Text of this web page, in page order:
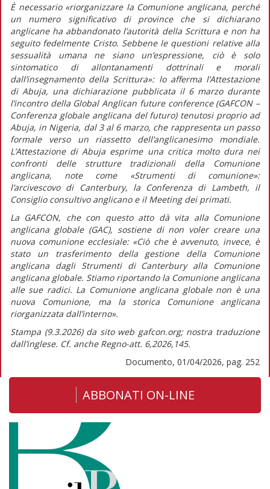
È necessario «riorganizzare la Comunione anglicana, perché
un numero significativo di province che si dichiarano
anglicane ha abbandonato l’autorità della Scrittura e non ha
seguito fedelmente Cristo. Sebbene le questioni relative alla
sessualità umana ne siano un’espressione, ciò è solo
sintomatico di allontanamenti dottrinali e morali
dall’insegnamento della Scrittura»: lo afferma l’Attestazione
di Abuja, una dichiarazione pubblicata il 6 marzo durante
l’incontro della Global Anglican future conference (GAFCON –
Conferenza globale anglicana del futuro) tenutosi proprio ad
Abuja, in Nigeria, dal 3 al 6 marzo, che rappresenta un passo
formale verso un riassetto dell’anglicanesimo mondiale.
L’Attestazione di Abuja esprime una critica molto dura nei
confronti delle strutture tradizionali della Comunione
anglicana, note come «Strumenti di comunione»:
l’arcivescovo di Canterbury, la Conferenza di Lambeth, il
Consiglio consultivo anglicano e il Meeting dei primati.
La GAFCON, che con questo atto dà vita alla Comunione
anglicana globale (GAC), sostiene di non voler creare una
nuova comunione ecclesiale: «Ciò che è avvenuto, invece, è
stato un trasferimento della gestione della Comunione
anglicana dagli Strumenti di Canterbury alla Comunione
anglicana globale. Stiamo riportando la Comunione anglicana
alle sue radici. La Comunione anglicana globale non è una
nuova Comunione, ma la storica Comunione anglicana
riorganizzata dall’interno».
Stampa (9.3.2026) da sito web gafcon.org; nostra traduzione
dall’inglese. Cf. anche Regno-att. 6,2026,145.
Documento, 01/04/2026, pag. 252
ABBONATI ON-LINE